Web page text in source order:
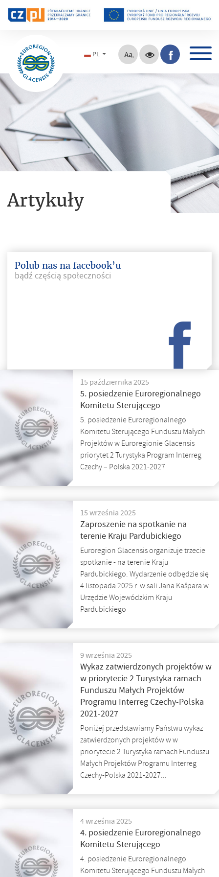
PL
Artykuły
Polub nas na facebook’u
bądź częścią społeczności
15 października 2025
5. posiedzenie Euroregionalnego
Komitetu Sterującego
5. posiedzenie Euroregionalnego
Komitetu Sterującego Funduszu Małych
Projektów w Euroregionie Glacensis
priorytet 2 Turystyka Program Interreg
Czechy – Polska 2021-2027
15 września 2025
Zaproszenie na spotkanie na
terenie Kraju Pardubickiego
Euroregion Glacensis organizuje trzecie
spotkanie - na terenie Kraju
Pardubickiego. Wydarzenie odbędzie się
4 listopada 2025 r. w sali Jana Kašpara w
Urzędzie Wojewódzkim Kraju
Pardubickiego
9 września 2025
Wykaz zatwierdzonych projektów w
w priorytecie 2 Turystyka ramach
Funduszu Małych Projektów
Programu Interreg Czechy-Polska
2021-2027
Poniżej przedstawiamy Państwu wykaz
zatwierdzonych projektów w w
priorytecie 2 Turystyka ramach Funduszu
Małych Projektów Programu Interreg
Czechy-Polska 2021-2027...
4 września 2025
4. posiedzenie Euroregionalnego
Komitetu Sterującego
4. posiedzenie Euroregionalnego
Komitetu Sterującego Funduszu Małych